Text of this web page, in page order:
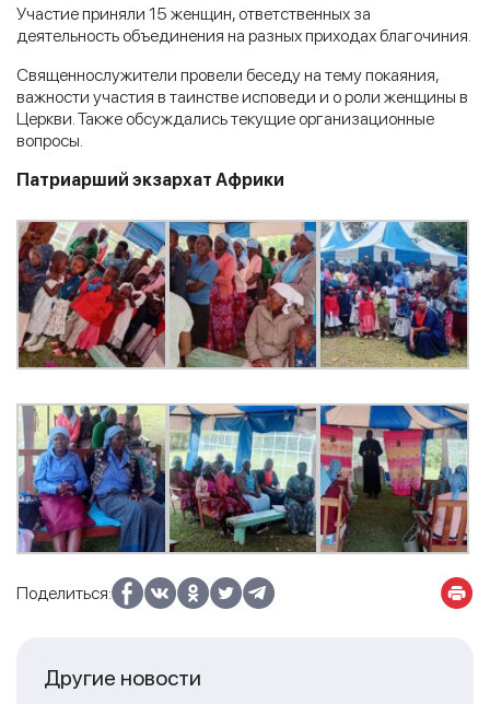
Участие приняли 15 женщин, ответственных за
деятельность объединения на разных приходах благочиния.
Священнослужители провели беседу на тему покаяния,
важности участия в таинстве исповеди и о роли женщины в
Церкви. Также обсуждались текущие организационные
вопросы.
Патриарший экзархат Африки
Поделиться:
Другие новости